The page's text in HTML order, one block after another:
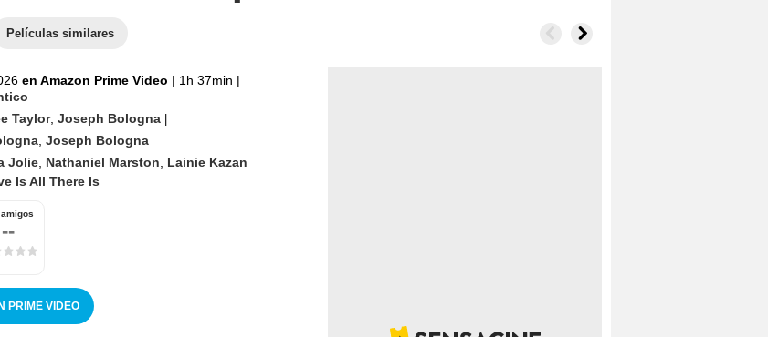
Películas similares
en Amazon Prime Video | 1h 37min |
Taylor, Joseph Bologna
Joseph Bologna
Jolie Nathaniel Marston
Lainie Kazan
Is All There Is
--
PRIME VIDEO